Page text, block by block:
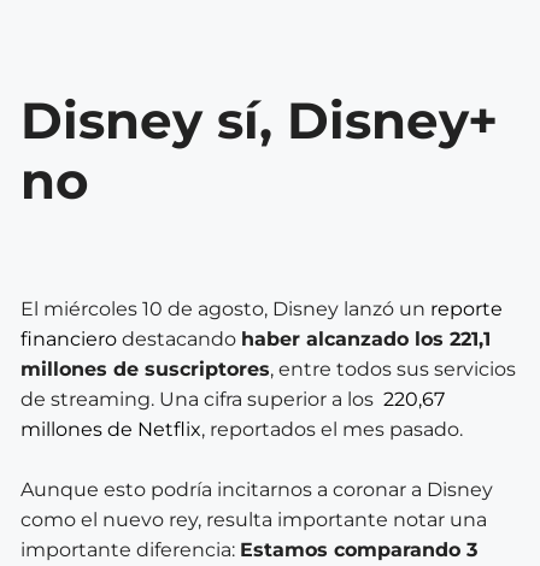
Disney sí, Disney+
no
El miércoles 10 de agosto, Disney lanzó un reporte
financiero destacando haber alcanzado los 221,1
millones de suscriptores, entre todos sus servicios
de streaming. Una cifra superior a los 220,67
millones de Netflix, reportados el mes pasado.
Aunque esto podría incitarnos a coronar a Disney
como el nuevo rey, resulta importante notar una
importante diferencia: Estamos comparando 3